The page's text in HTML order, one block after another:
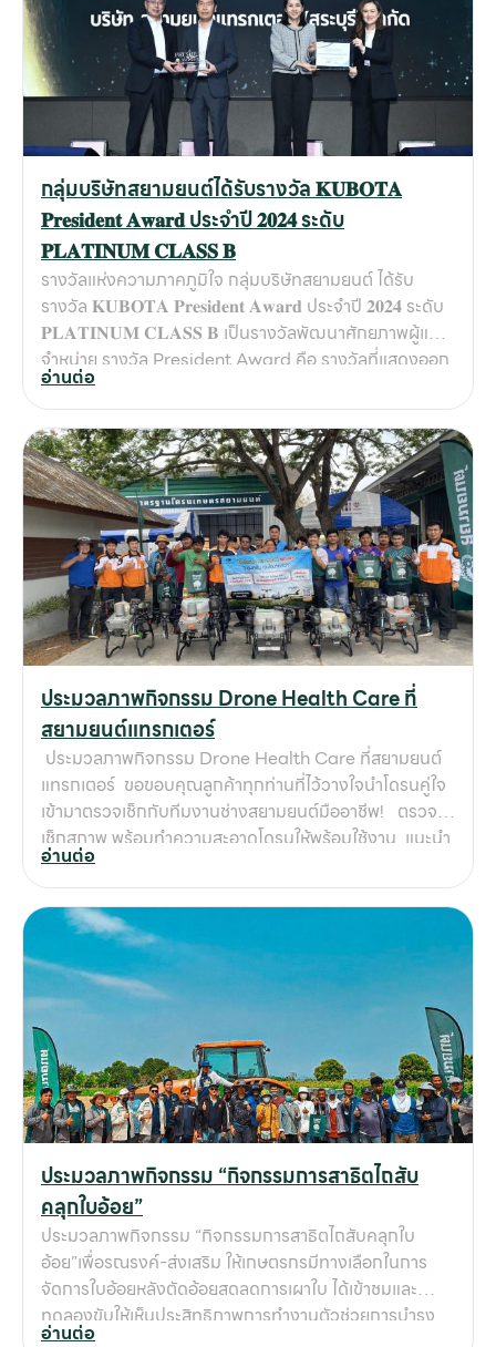
กลุ่มบริษัทสยามยนต์ได้รับรางวัล 𝐊𝐔𝐁𝐎𝐓𝐀
𝐏𝐫𝐞𝐬𝐢𝐝𝐞𝐧𝐭 𝐀𝐰𝐚𝐫𝐝 ประจำปี 𝟐𝟎𝟐𝟒 ระดับ
𝐏𝐋𝐀𝐓𝐈𝐍𝐔𝐌 𝐂𝐋𝐀𝐒𝐒 𝐁
รางวัลแห่งความภาคภูมิใจ กลุ่มบริษัทสยามยนต์ ได้รับ
รางวัล 𝐊𝐔𝐁𝐎𝐓𝐀 𝐏𝐫𝐞𝐬𝐢𝐝𝐞𝐧𝐭 𝐀𝐰𝐚𝐫𝐝 ประจำปี 𝟐𝟎𝟐𝟒 ระดับ
𝐏𝐋𝐀𝐓𝐈𝐍𝐔𝐌 𝐂𝐋𝐀𝐒𝐒 𝐁 เป็นรางวัลพัฒนาศักยภาพผู้แทน
จำหน่าย รางวัล President Award คือ รางวัลที่แสดงออก
ถึงความเป็นเลิศในทุกๆด้าน อันได้แก่ ในโอกาสนี้ กลุ่มบริษัท
สยามยนต์ สระบุรี-ลพบุรี ต้อง #ขอขอบคุณลูกค้าผู้มีอุปการ
คุณทุกท่าน ที่อุดหนุนและไว้วางใจเลือกใช้บริการสินค้าคูโบต้
า กับ กลุ่มบริษัทสยามยนต์อย่างยาวนานตลอดระยะเวลา 44
ปี เราขอให้คำมั่นสัญญาว่าจะรักษามาตรฐานและมุ่งมั่น
พัฒนางานบริการให้เป็นเลิศอย่างต่อเนื่อง เพื่อดูแลลูกค้า
ชุมชน สังคมเกษตรกรรม พันธมิตรและเครือข่าย ให้เติบโต
อย่างยั่งยืนไปด้วยกัน
อ่านต่อ
ประมวลภาพกิจกรรม Drone Health Care ที่
สยามยนต์แทรกเตอร์
ประมวลภาพกิจกรรม Drone Health Care ที่สยามยนต์
แทรกเตอร์ ขอขอบคุณลูกค้าทุกท่านที่ไว้วางใจนำโดรนคู่ใจ
เข้ามาตรวจเช็กกับทีมงานช่างสยามยนต์มืออาชีพ! ตรวจ
เช็กสภาพ พร้อมทำความสะอาดโดรนให้พร้อมใช้งาน แนะนำ
เทคนิคการใช้งานโดรนเกษตร สาธิตทดลองบินสินค้าจริง
เพื่อดูประสิทธิภาพการทำงาน รับคำปรึกษาด้านการดูแล
รักษาแบบครบวงจร พร้อมโปรโมชั่นพิเศษ บรรยากาศเต็มไป
ด้วยความรู้และการดูแลอย่างใกล้ชิด ใครพลาดกิจกรรมรอบ
นี้ ไม่ต้องห่วง! ติดตามข่าวสารและกิจกรรมดีๆ จาก กลุ่ม
บริษัทสยามยนต์ ลพบุรี-สระบุรี ได้เลย
อ่านต่อ
ประมวลภาพกิจกรรม “กิจกรรมการสาธิตไถสับ
คลุกใบอ้อย”
ประมวลภาพกิจกรรม “กิจกรรมการสาธิตไถสับคลุกใบ
อ้อย”เพื่อรณรงค์-ส่งเสริม ให้เกษตรกรมีทางเลือกในการ
จัดการใบอ้อยหลังตัดอ้อยสดลดการเผาใบ ได้เข้าชมและ
ทดลองขับให้เห็นประสิทธิภาพการทำงานตัวช่วยการบำรุง
อ่านต่อ